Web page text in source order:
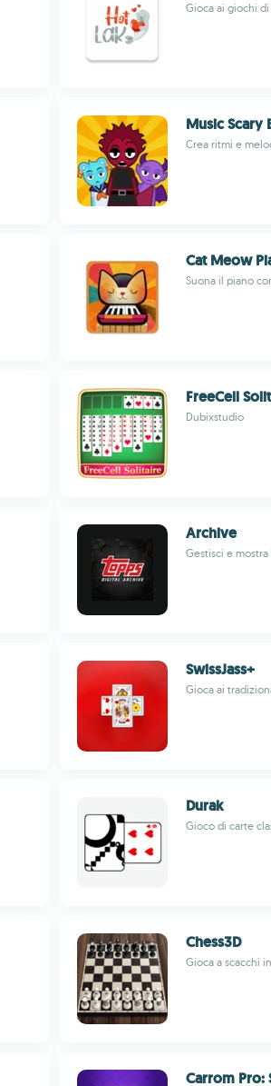
Gioca ai giochi
Music Scary
Crea ritmi e
Cat Meow
Suona il piano
FreeCell
Dubixstudio
Archive
Gestisci e
SwissJass+
Gioca ai
Durak
Gioco di carte
Chess3D
Gioca a scacchi
Carrom Pro: